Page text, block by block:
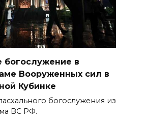
богослужение в
Вооруженных сил в
Кубинке
богослужения из
ВС РФ.